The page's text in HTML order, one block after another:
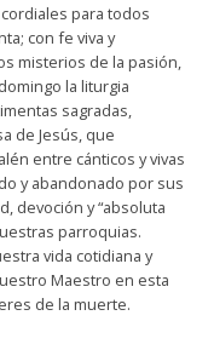
para todos
con fe viva y
misterios de la pasión,
la liturgia
sagradas,
de Jesús, que
entre cánticos y vivas
y abandonado por sus
devoción y “absoluta
parroquias.
vida cotidiana y
Maestro en esta
de la muerte.